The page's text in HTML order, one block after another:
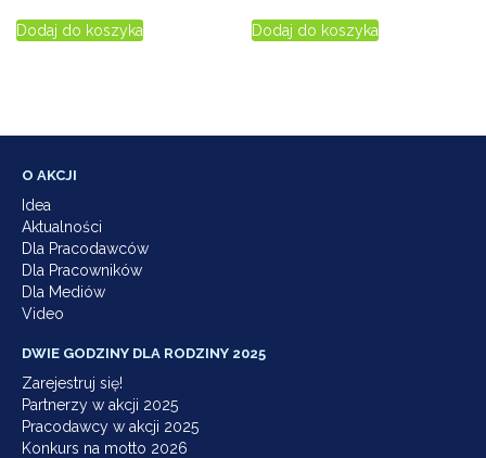
Dodaj do koszyka Dodaj do koszyka
O AKCJI
Idea
Aktualności
Dla Pracodawców
Dla Pracowników
Dla Mediów
Video
DWIE GODZINY DLA RODZINY 2025
Zarejestruj się!
Partnerzy w akcji 2025
Pracodawcy w akcji 2025
Konkurs na motto 2026